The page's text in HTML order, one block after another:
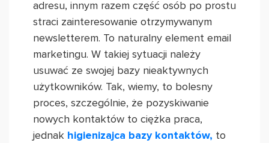
adresu, innym razem część osób po prostu
straci zainteresowanie otrzymywanym
newsletterem. To naturalny element email
marketingu. W takiej sytuacji należy
usuwać ze swojej bazy nieaktywnych
użytkowników. Tak, wiemy, to bolesny
proces, szczególnie, że pozyskiwanie
nowych kontaktów to ciężka praca,
jednak higienizajca bazy kontaktów, to